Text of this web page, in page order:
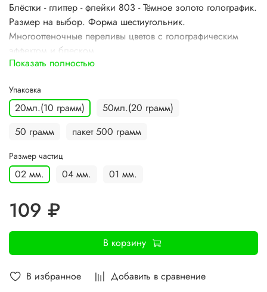
В избранное Добавить в сравнение
Упаковка
20мл.(10 грамм)
50мл.(20 грамм)
50 грамм
пакет 500 грамм
Размер частиц
02 мм. 04 мм. 01 мм.
Блёстки - глиттер - флейки 803 - Тёмное золото голографик.
Размер на выбор. Форма шестиугольник.
Многооттеночные переливы цветов с голографическим
эффектом и блеском.
Показать полностью
109 ₽
В корзину